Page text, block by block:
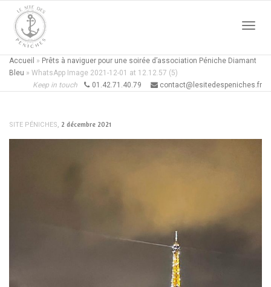
Accueil » Prêts à naviguer pour une soirée d’association Péniche Diamant
Bleu » WhatsApp Image 2021-12-01 at 12.12.57 (5)
Keep in touch
01.42.71.40.79 contact@lesitedespeniches.fr
SITE PÉNICHES, 2 décembre 2021